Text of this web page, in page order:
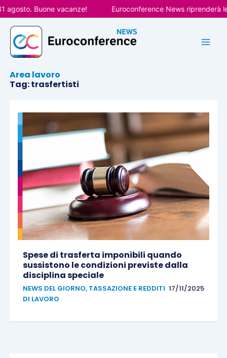
Vai
al
contenuto
Buone vacanze! Euroconference News riprenderà le
Area lavoro
Tag: trasfertisti
Spese di trasferta imponibili quando
sussistono le condizioni previste dalla
disciplina speciale
NEWS DEL GIORNO, TASSAZIONE E REDDITI
DI LAVORO
17/11/2025